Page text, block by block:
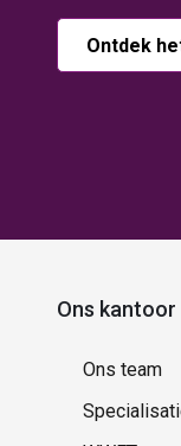
Ontdek
Ons kantoor
Ons team